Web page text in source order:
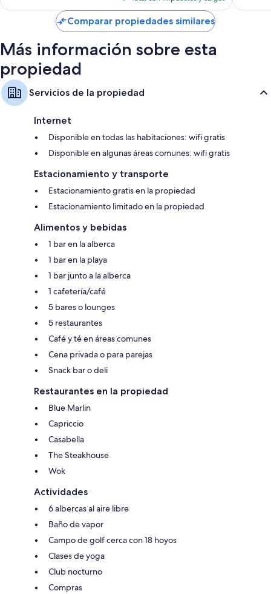
Cana
es
de
$573
Comparar propiedades similares
Más información sobre esta
propiedad
Servicios de la propiedad
Internet
Disponible en todas las habitaciones: wifi gratis
Disponible en algunas áreas comunes: wifi gratis
Estacionamiento y transporte
Estacionamiento gratis en la propiedad
Estacionamiento limitado en la propiedad
Alimentos y bebidas
1 bar en la alberca
1 bar en la playa
1 bar junto a la alberca
1 cafetería/café
5 bares o lounges
5 restaurantes
Café y té en áreas comunes
Cena privada o para parejas
Snack bar o deli
Restaurantes en la propiedad
Blue Marlin
Capriccio
Casabella
The Steakhouse
Wok
Actividades
6 albercas al aire libre
Baño de vapor
Campo de golf cerca con 18 hoyos
Clases de yoga
Club nocturno
Compras